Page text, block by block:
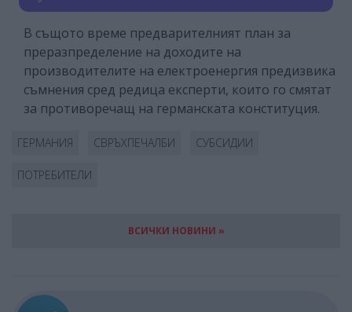
В същото време предварителният план за
преразпределение на доходите на
производителите на електроенергия предизвика
съмнения сред редица експерти, които го смятат
за противоречащ на германската конституция.
ГЕРМАНИЯ СВРЪХПЕЧАЛБИ СУБСИДИИ
ПОТРЕБИТЕЛИ
ВСИЧКИ НОВИНИ »